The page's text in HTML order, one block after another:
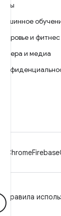
Игры
Машинное
Здоровье и фитнес
Камера и медиа
ChromeFirebase
Правила